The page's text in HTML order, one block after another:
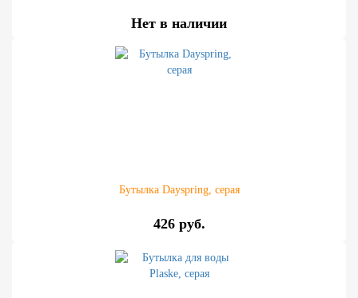
Нет в наличии
Бутылка Dayspring, серая
426 руб.